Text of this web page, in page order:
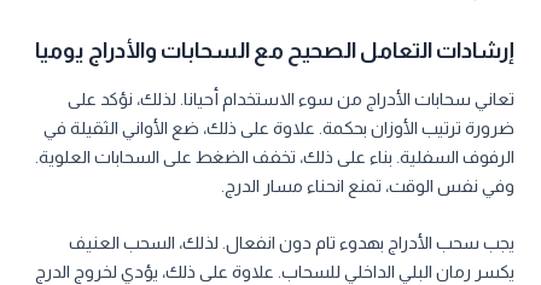
إرشادات التعامل الصحيح مع السحابات والأدراج يوميا
تعاني سحابات الأدراج من سوء الاستخدام أحيانا. لذلك، نؤكد على
ضرورة ترتيب الأوزان بحكمة. علاوة على ذلك، ضع الأواني الثقيلة في
الرفوف السفلية. بناء على ذلك، تخفف الضغط على السحابات العلوية.
وفي نفس الوقت، تمنع انحناء مسار الدرج.
يجب سحب الأدراج بهدوء تام دون انفعال. لذلك، السحب العنيف
يكسر رمان البلي الداخلي للسحاب. علاوة على ذلك، يؤدي لخروج الدرج